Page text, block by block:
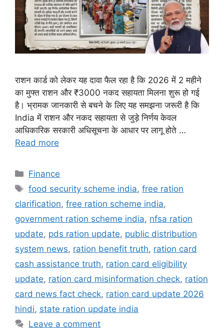
राशन कार्ड को लेकर यह दावा फैल रहा है कि 2026 में 2 महीने
का मुफ्त राशन और ₹3000 नकद सहायता मिलना शुरू हो गई
है। भ्रामक जानकारी से बचने के लिए यह समझना जरूरी है कि
India में राशन और नकद सहायता से जुड़े निर्णय केवल
आधिकारिक सरकारी अधिसूचना के आधार पर लागू होते …
Read more
Categories
Finance
Tags
food security scheme india,free ration
clarification, free ration scheme india,
government ration scheme india, nfsa ration
update, pds ration update, public distribution
system news, ration benefit truth, ration card
cash assistance truth, ration card eligibility
update, ration card misinformation check, ration
card news fact check, ration card update 2026
hindi, state ration update india
Leave a comment